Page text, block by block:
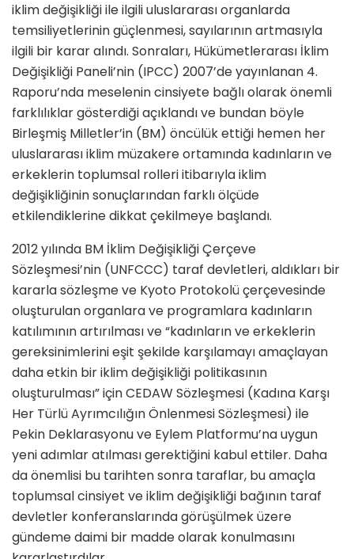
iklim değişikli­ği ile ilgili uluslararası organlarda
temsiliyetlerinin güçlenmesi, sayı­larının artmasıyla
ilgili bir karar alındı. Sonraları, Hükümetlerarası İklim
Değişikliği Paneli’nin (IPCC) 2007’de yayınlanan 4.
Raporu’nda meselenin cinsiyete bağlı olarak önemli
farklılıklar gösterdiği açık­landı ve bundan böyle
Birleşmiş Milletler’in (BM) öncülük ettiği he­men her
uluslararası iklim müzake­re ortamında kadınların ve
erkekle­rin toplumsal rolleri itibarıyla iklim
değişikliğinin sonuçlarından farklı ölçüde
etkilendiklerine dikkat çekil­meye başlandı.
2012 yılında BM İklim Değişikliği Çerçeve
Sözleşmesi’nin (UNFCCC) taraf devletleri, aldıkları bir
kararla sözleşme ve Kyoto Protokolü çer­çevesinde
oluşturulan organlara ve programlara kadınların
katılımının artırılması ve “kadınların ve erkek­lerin
gereksinimlerini eşit şekilde karşılamayı amaçlayan
daha etkin bir iklim değişikliği politikasının
oluşturulması” için CEDAW Söz­leşmesi (Kadına Karşı
Her Türlü Ayrımcılığın Önlenmesi Sözleşmesi) ile
Pekin Deklarasyonu ve Eylem Platformu’na uygun
yeni adımlar atılması gerektiğini kabul ettiler. Daha
da önemlisi bu tarihten son­ra taraflar, bu amaçla
toplumsal cinsiyet ve iklim değişikliği bağının taraf
devletler konferanslarında gö­rüşülmek üzere
gündeme daimi bir madde olarak konulmasını